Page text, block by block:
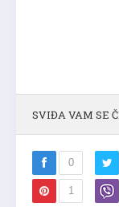
SVIĐA VAM SE
0
1